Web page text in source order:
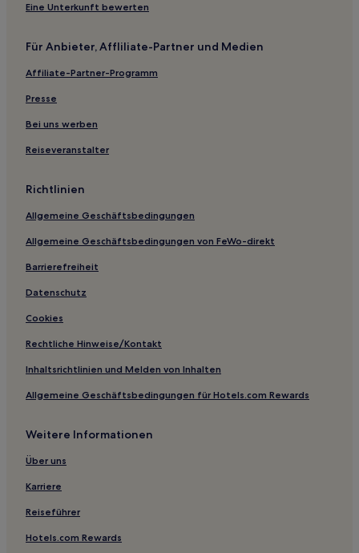
Hotels nahe Danny Dietz Memorial
4-Sterne-Hotels in Fraser
3-Sterne-Hotels in Morrison
Haustierfreundliche in Cascade-Chipita Park
Günstige in Northwest Colorado Springs
Golf in Nördliches Zentral-Colorado
Eine Unterkunft bewerten
Für Anbieter, Affliliate-Partner und Medien
Affiliate-Partner-Programm
Presse
Bei uns werben
Reiseveranstalter
Richtlinien
Allgemeine Geschäftsbedingungen
Allgemeine Geschäftsbedingungen von FeWo-direkt
Barrierefreiheit
Datenschutz
Cookies
Rechtliche Hinweise/Kontakt
Inhaltsrichtlinien und Melden von Inhalten
Allgemeine Geschäftsbedingungen für Hotels.com Rewards
Weitere Informationen
Über uns
Karriere
Reiseführer
Hotels.com Rewards